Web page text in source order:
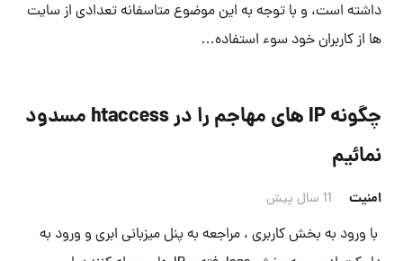
داشته است، و با توجه به این موضوع متاسفانه تعدادی از سایت
ها از کاربران خود سوء استفاده…
چگونه IP های مهاجم را در htaccess مسدود
نمائیم
امنیت 11 سال پیش
با ورود به بخش کاربری ، مراجعه به پنل میزبانی ابری و ورود به